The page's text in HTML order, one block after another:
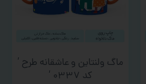
ماگ ولنتاین و عاشقانه طرح ‘
کد ۰۳۳۷ ‘